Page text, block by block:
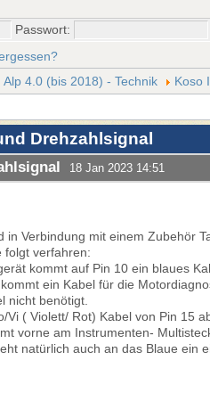
Passwort:
Alp 4.0 (bis 2018) - Technik Koso
Drehzahlsignal
18 Jan 2023 14:51
in Verbindung mit einem Zubehör
folgt verfahren:
kommt auf Pin 10 ein blaues
ein Kabel für die
nicht benötigt.
Vi ( Violett/ Rot) Kabel von Pin 15
vorne am Instrumenten-
natürlich auch an das Blaue ein